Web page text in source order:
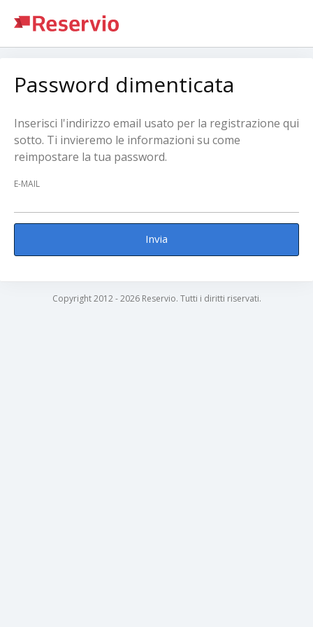
Password dimenticata
Inserisci l'indirizzo email usato per la registrazione qui
sotto. Ti invieremo le informazioni su come
reimpostare la tua password.
E-MAIL
Invia
Copyright 2012 - 2026 Reservio. Tutti i diritti riservati.